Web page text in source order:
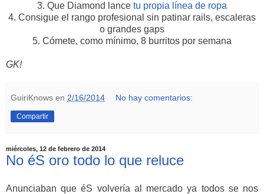
3. Que Diamond lance tu propia línea de ropa
4. Consigue el rango profesional sin patinar rails, escaleras
o grandes gaps
5. Cómete, como mínimo, 8 burritos por semana
GK!
GuiriKnows en 2/16/2014 No hay comentarios:
Compartir
miércoles, 12 de febrero de 2014
No éS oro todo lo que reluce
Anunciaban que éS volvería al mercado ya todos se nos